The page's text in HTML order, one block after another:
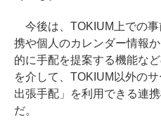
今後は、TOKIUM上での
携や個人のカレンダー情報
的に手配を提案する機能な
を介して、TOKIUM以外の
出張手配」を利用できる連
だ。